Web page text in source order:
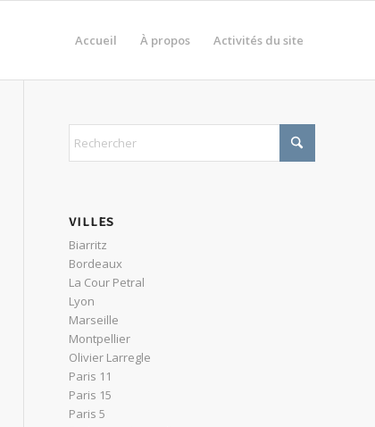
Accueil À propos Activités du site
VILLES
Biarritz
Bordeaux
La Cour Petral
Lyon
Marseille
Montpellier
Olivier Larregle
Paris 11
Paris 15
Paris 5